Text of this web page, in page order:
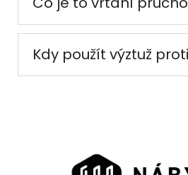
Kdy použít výztuž